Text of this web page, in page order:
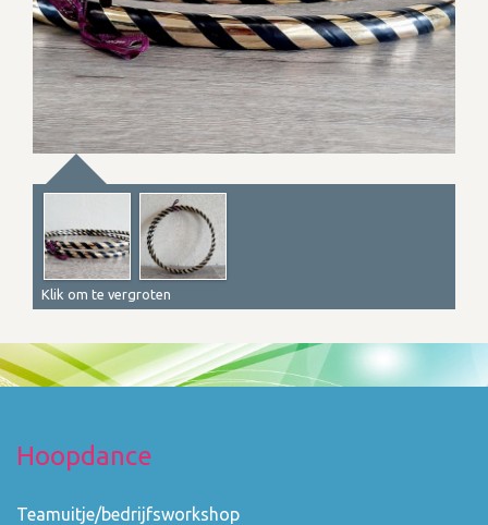
Klik om te vergroten
Hoopdance
Teamuitje/bedrijfsworkshop